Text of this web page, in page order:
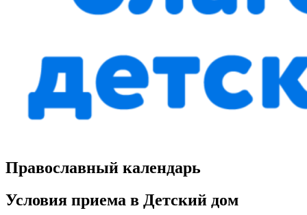
Православный календарь
Условия приема в Детский дом